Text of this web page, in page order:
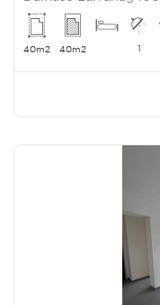
40m2 40m2 1